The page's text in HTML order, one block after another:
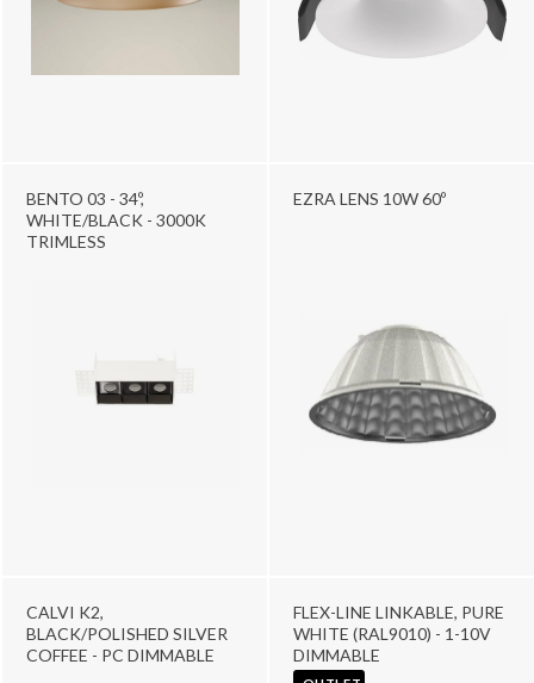
BENTO 03 - 34º,
WHITE/BLACK - 3000K
TRIMLESS
EZRA LENS 10W 60º
CALVI K2,
BLACK/POLISHED SILVER
COFFEE - PC DIMMABLE
FLEX-LINE LINKABLE, PURE
WHITE (RAL9010) - 1-10V
DIMMABLE